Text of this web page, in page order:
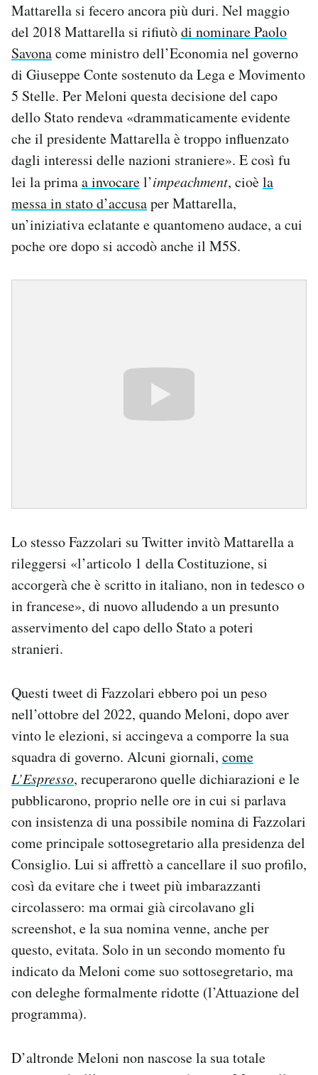
Mattarella si fecero ancora più duri. Nel maggio
del 2018 Mattarella si rifiutòdi nominare Paolo
Savonacome ministro dell’Economia nel governo
di Giuseppe Conte sostenuto da Lega e Movimento
5 Stelle. Per Meloni questa decisione del capo
dello Stato rendeva «drammaticamente evidente
che il presidente Mattarella è troppo influenzato
dagli interessi delle nazioni straniere». E così fu
lei la primaa invocarel’impeachment, cioèla
messa in stato d’accusaper Mattarella,
un’iniziativa eclatante e quantomeno audace, a cui
poche ore dopo si accodò anche il M5S.
Lo stesso Fazzolari su Twitter invitò Mattarella a
rileggersi «l’articolo 1 della Costituzione, si
accorgerà che è scritto in italiano, non in tedesco o
in francese», di nuovo alludendo a un presunto
asservimento del capo dello Stato a poteri
stranieri.
Questi tweet di Fazzolari ebbero poi un peso
nell’ottobre del 2022, quando Meloni, dopo aver
vinto le elezioni, si accingeva a comporre la sua
squadra di governo. Alcuni giornali, come
L’Espresso, recuperarono quelle dichiarazioni e le
pubblicarono, proprio nelle ore in cui si parlava
con insistenza di una possibile nomina di Fazzolari
come principale sottosegretario alla presidenza del
Consiglio. Lui si affrettò a cancellare il suo profilo,
così da evitare che i tweet più imbarazzanti
circolassero: ma ormai già circolavano gli
screenshot, e la sua nomina venne, anche per
questo, evitata. Solo in un secondo momento fu
indicato da Meloni come suo sottosegretario, ma
con deleghe formalmente ridotte (l’Attuazione del
programma).
D’altronde Meloni non nascose la sua totale